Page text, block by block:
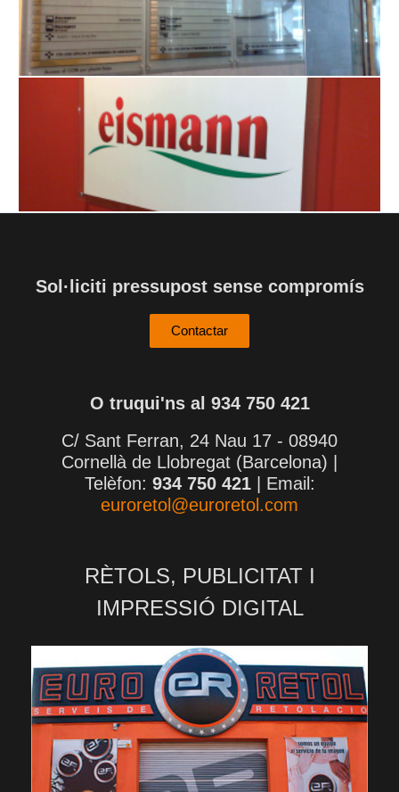
Sol·liciti pressupost sense compromís
Contactar
O truqui'ns al 934 750 421
C/ Sant Ferran, 24 Nau 17 - 08940
Cornellà de Llobregat (Barcelona) |
Telèfon: 934 750 421| Email:
euroretol@euroretol.com
RÈTOLS, PUBLICITAT I
IMPRESSIÓ DIGITAL